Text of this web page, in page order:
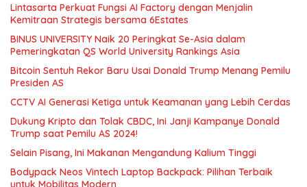
Lintasarta Perkuat Fungsi AI Factory dengan Menjalin
Kemitraan Strategis bersama 6Estates
BINUS UNIVERSITY Naik 20 Peringkat Se-Asia dalam
Pemeringkatan QS World University Rankings Asia
Bitcoin Sentuh Rekor Baru Usai Donald Trump Menang Pemilu
Presiden AS
CCTV AI Generasi Ketiga untuk Keamanan yang Lebih Cerdas
Dukung Kripto dan Tolak CBDC, Ini Janji Kampanye Donald
Trump saat Pemilu AS 2024!
Selain Pisang, Ini Makanan Mengandung Kalium Tinggi
Bodypack Neos Vintech Laptop Backpack: Pilihan Terbaik
untuk Mobilitas Modern